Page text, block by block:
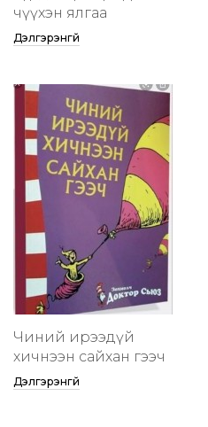
өчүүхэн ялгаа
Дэлгэрэнгүй
Чиний ирээдүй
хичнээн сайхан гээч
Дэлгэрэнгүй